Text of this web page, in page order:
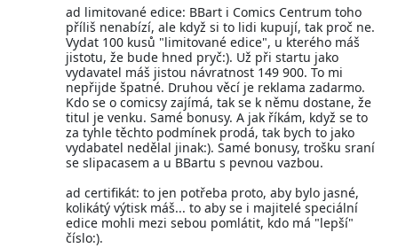
ad limitované edice: BBart i Comics Centrum toho
příliš nenabízí, ale když si to lidi kupují, tak proč ne.
Vydat 100 kusů "limitované edice", u kterého máš
jistotu, že bude hned pryč:). Už při startu jako
vydavatel máš jistou návratnost 149 900. To mi
nepřijde špatné. Druhou věcí je reklama zadarmo.
Kdo se o comicsy zajímá, tak se k němu dostane, že
titul je venku. Samé bonusy. A jak říkám, když se to
za tyhle těchto podmínek prodá, tak bych to jako
vydabatel nedělal jinak:). Samé bonusy, trošku sraní
se slipacasem a u BBartu s pevnou vazbou.
ad certifikát: to jen potřeba proto, aby bylo jasné,
kolikátý výtisk máš... to aby se i majitelé speciální
edice mohli mezi sebou pomlátit, kdo má "lepší"
číslo:).